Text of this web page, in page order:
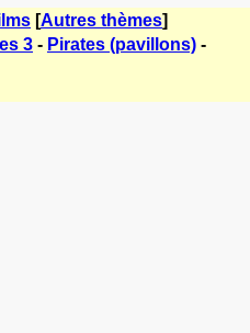
[Autres thèmes]
3 - Pirates (pavillons) -